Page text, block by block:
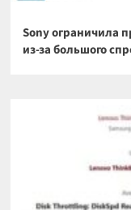
Sony ограничила
из-за большого